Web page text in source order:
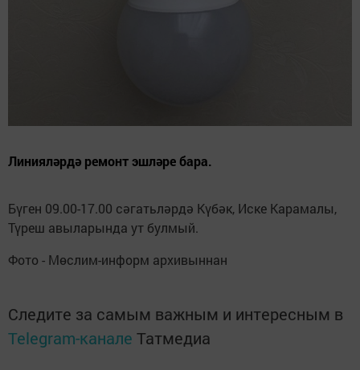
Линияләрдә ремонт эшләре бара.
Бүген 09.00-17.00 сәгатьләрдә Күбәк, Иске Карамалы,
Түреш авыларында ут булмый.
Фото - Мөслим-информ архивыннан
Следите за самым важным и интересным в
Telegram-канале Татмедиа